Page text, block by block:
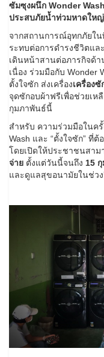
ซัมซุงผนึก Wonder
ประสบภัยน้ำท่วมหาดให
จากสถานการณ์อุทกภัยใ
ระทบต่อการดำรงชีวิตแ
เดินหน้าสานต่อภารกิจด้
เนื่อง ร่วมมือกับ Wonder
ตั้งใจซัก ส่งเครื่องเครื่อง
จุดซักอบผ้าฟรีเพื่อช่วยเ
กุมภาพันธ์นี้
สำหรับ ความร่วมมือในค
Wash และ “ตั้งใจซัก” ที่
โดยเปิดให้ประชาชนสาม
จ่าย ตั้งแต่วันนี้จนถึง 15
และดูแลสุขอนามัยในช่ว